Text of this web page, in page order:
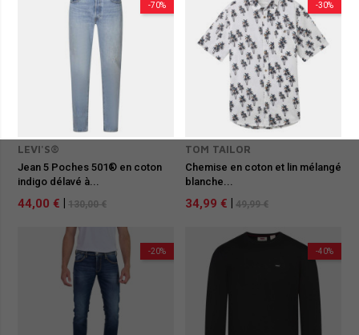
-70%
LEVI'S®
Jean 5 Poches 501® en coton
indigo délavé à...
44,00 € 130,00 €
-30%
TOM TAILOR
Chemise en coton et lin mélangé
blanche...
34,99 € 49,99 €
-20% -40%